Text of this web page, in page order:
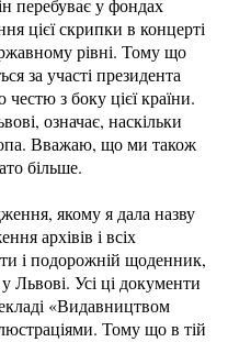
перебуває у фондах
цієї скрипки в концерті
рівні. Тому що
за участі президента
з боку цієї країни.
означає, наскільки
Вважаю, що ми також
більше.
якому я дала назву
архівів і всіх
і подорожній щоденник,
Львові. Усі ці документи
«Видавництвом
Тому що в тій